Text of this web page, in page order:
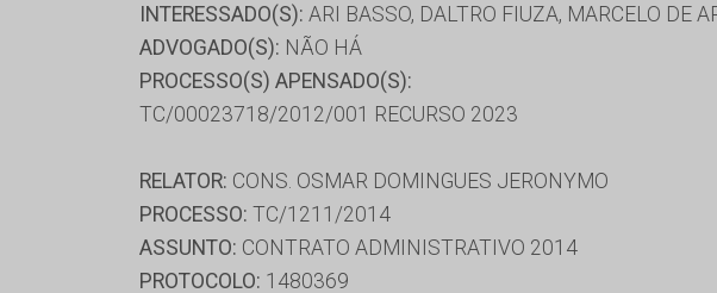
INTERESSADO(S): ARI BASSO, DALTRO FIUZA, MARCELO DE
ADVOGADO(S): NÃO HÁ
PROCESSO(S) APENSADO(S):
TC/00023718/2012/001 RECURSO 2023
RELATOR: CONS. OSMAR DOMINGUES JERONYMO
PROCESSO: TC/1211/2014
ASSUNTO: CONTRATO ADMINISTRATIVO 2014
PROTOCOLO: 1480369